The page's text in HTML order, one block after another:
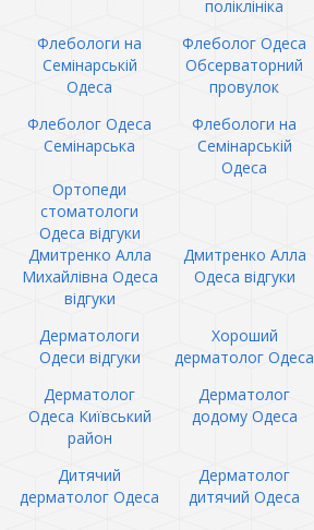
поліклініка
Флебологи на
Семінарській
Одеса
Флеболог Одеса
Обсерваторний
провулок
Флеболог Одеса
Семінарська
Флебологи на
Семінарській
Одеса
Ортопеди
стоматологи
Одеса відгуки
Дмитренко Алла
Михайлівна Одеса
відгуки
Дмитренко Алла
Одеса відгуки
Дерматологи
Одеси відгуки
Хороший
дерматолог Одеса
Дерматолог
Одеса Київський
район
Дерматолог
додому Одеса
Дитячий
дерматолог Одеса
Дерматолог
дитячий Одеса